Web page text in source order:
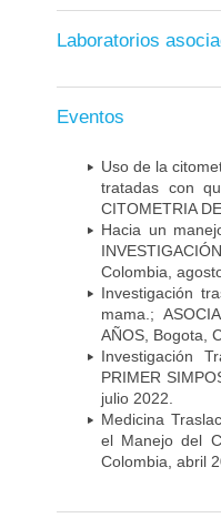
Laboratorios
Eventos
Uso de la
tratadas con
CITOMETRIA
Hacia un
Colombia,
Investigación
mama.;
AÑOS, Bogota,
Investigación
PRIMER
julio 2022.
Medicina
el Manejo del
Colombia, abril